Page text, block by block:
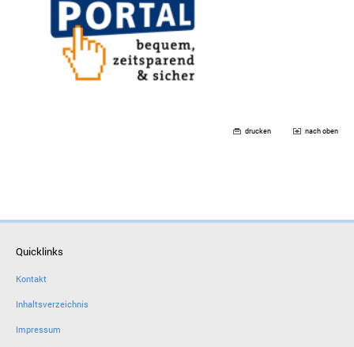
drucken nach oben
Quicklinks
Kontakt
Inhaltsverzeichnis
Impressum